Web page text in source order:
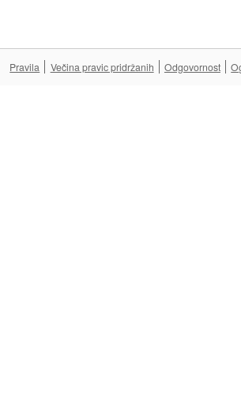
Pravila Večina pravic pridržanih Odgovornost